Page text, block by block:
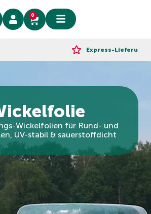
0
Express-Lieferung!
Wickelfolien für Rund- und
UV-stabil & sauerstoffdicht